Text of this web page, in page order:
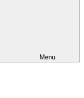
Menu